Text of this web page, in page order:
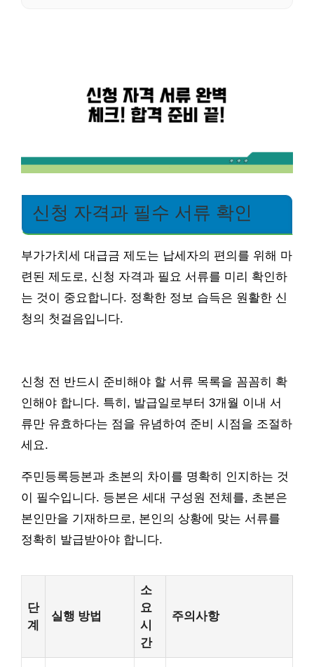
신청 자격과 필수 서류 확인
부가가치세 대급금 제도는 납세자의 편의를 위해 마
련된 제도로, 신청 자격과 필요 서류를 미리 확인하
는 것이 중요합니다. 정확한 정보 습득은 원활한 신
청의 첫걸음입니다.
신청 전 반드시 준비해야 할 서류 목록을 꼼꼼히 확
인해야 합니다. 특히, 발급일로부터 3개월 이내 서
류만 유효하다는 점을 유념하여 준비 시점을 조절하
세요.
주민등록등본과 초본의 차이를 명확히 인지하는 것
이 필수입니다. 등본은 세대 구성원 전체를, 초본은
본인만을 기재하므로, 본인의 상황에 맞는 서류를
정확히 발급받아야 합니다.
단
계
실행 방법
소
요
시
간
주의사항